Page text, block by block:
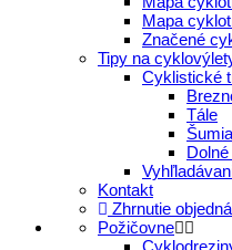
Mapa
Značené
Tipy na
Cyklistické
Tále
Kontakt
Zhrnutie
Požičovne